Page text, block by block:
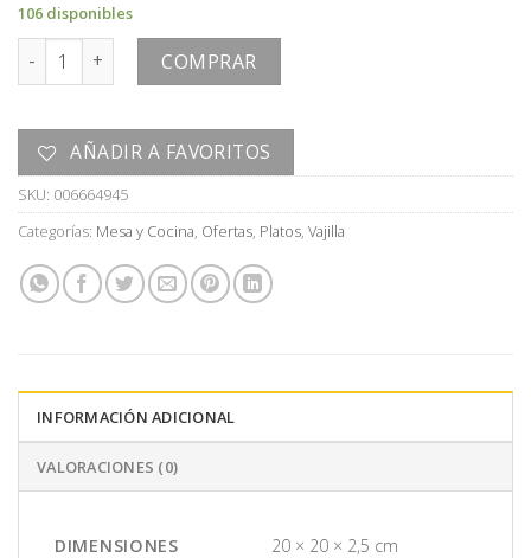
U$S
16,00.
U$S
106 disponibles
PLATO cantidad COMPRAR
AÑADIR A FAVORITOS
SKU: 006664945
Categorías: Mesa y Cocina, Ofertas, Platos, Vajilla
INFORMACIÓN ADICIONAL
VALORACIONES (0)
DIMENSIONES 20 × 20 × 2,5 cm